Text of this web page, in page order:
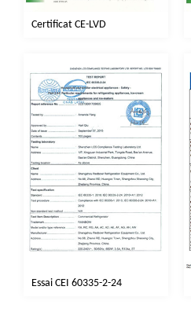
Certificat CE-LVD
Essai CEI 60335-2-24